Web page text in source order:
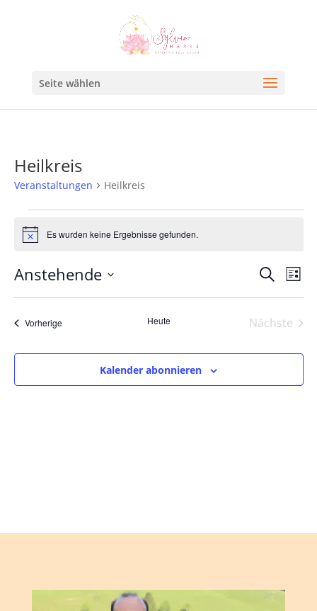
Seite wählen
Heilkreis
Veranstaltungen Heilkreis
HinweisEs wurden keine Ergebnisse gefunden.
Suche
und
SucheListe
Anstehende
Datum
wählen.
VorherigeVeranstaltungen Heute
Nächste
Kalender abonnieren